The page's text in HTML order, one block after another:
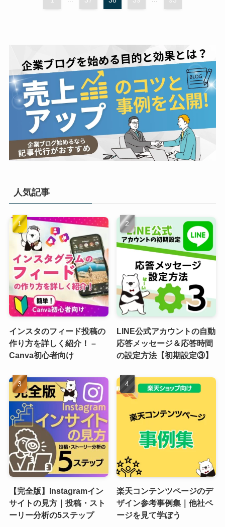
人気記事
インスタのフィード投稿の
作り方を詳しく紹介！ –
Canva初心者向け
LINE公式アカウントの自動
応答メッセージ＆応答時間
の設定方法【初期設定③】
【完全版】Instagramイン
サイトの見方｜投稿・スト
ーリー分析の5ステップ
楽天コンテンツページのデ
ザイン参考事例集｜他社ペ
ージを見て学ぼう